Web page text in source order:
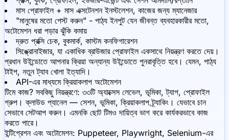
মাস প্রোফাইল + মাস এক্সটেনশন ইনস্টলেশন, কাজের জন্য ম্যানেজার
"মানুষের মতো পেস্ট করুন" - পাঠ্য ইনপুট যেন জীবন্ত ব্যবহারকারীর মতো,
অটোমেশন ধরা পড়ার ঝুঁকি কমায়
দ্রুত প্রক্সি চেক, বুকমার্ক, কাস্টম কনফিগারেশন
সিঙ্ক্রোনাইজার, যা একাধিক ব্রাউজার প্রোফাইল একসাথে নিয়ন্ত্রণ করতে দেয়।
প্রধান উইন্ডোতে আপনার ক্রিয়া অন্যান্য উইন্ডোতে পুনরাবৃত্তি হবে। যেমন, পাঠ্য
টাইপ, নতুন ট্যাব খোলা ইত্যাদি।
API-এর মাধ্যমে ক্রিয়াকলাপ অটোমেশন
টিমে কাজ? সবকিছু নিয়ন্ত্রণে: ৩৩টি অ্যাক্সেস লেভেল, ভূমিকা, ট্যাগ, প্রোফাইল
গ্রুপ। ক্লাউড প্যানেল — সেশন, ভূমিকা, ক্রিয়াকলাপ ট্র্যাকিং। যেভাবে চান
সেভাবে সেটআপ করুন। এমনকি ছোট টিমও দায়িত্ব ভাগ করে কার্যকরভাবে কাজ
করতে পারে।
ইন্টিগ্রেশন এবং অটোমেশন: Puppeteer, Playwright, Selenium-এর